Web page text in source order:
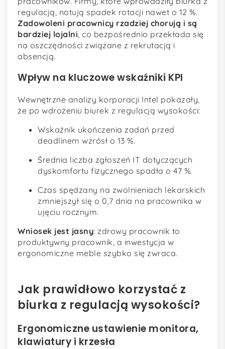
regulacją, notują spadek rotacji nawet o 12 %.
Zadowoleni pracownicy rzadziej chorują i są
bardziej lojalni, co bezpośrednio przekłada się
na oszczędności związane z rekrutacją i
absencją.
Wpływ na kluczowe wskaźniki KPI
Wewnętrzne analizy korporacji Intel pokazały,
że po wdrożeniu biurek z regulacją wysokości:
Wskaźnik ukończenia zadań przed
deadlinem wzrósł o 13 %.
Średnia liczba zgłoszeń IT dotyczących
dyskomfortu fizycznego spadła o 47 %.
Czas spędzany na zwolnieniach lekarskich
zmniejszył się o 0,7 dnia na pracownika w
ujęciu rocznym.
Wniosek jest jasny: zdrowy pracownik to
produktywny pracownik, a inwestycja w
ergonomiczne meble szybko się zwraca.
Jak prawidłowo korzystać z
biurka z regulacją wysokości?
Ergonomiczne ustawienie monitora,
klawiatury i krzesła